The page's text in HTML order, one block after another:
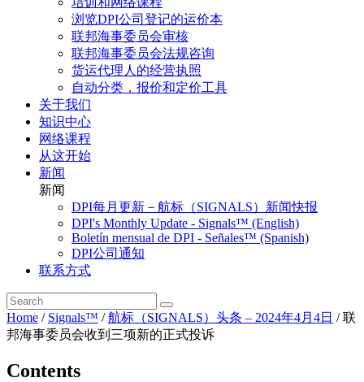
浏览DPI公司登记的运价本
联邦海事委员会审核
联邦海事委员会法规咨询
货运代理人的经营执照
自动分类，报价和定价工具
关于我们
知识中心
网络课程
从这开始
新闻
新闻
DPI每月更新－航标（SIGNALS）新闻快报
DPI's Monthly Update - Signals™ (English)
Boletín mensual de DPI - Señales™ (Spanish)
DPI公司通知
联系方式
Home / Signals™ /航标（SIGNALS）头条 – 2024年4月4日 /联
邦海事委员会收到三项新的正式投诉
Contents